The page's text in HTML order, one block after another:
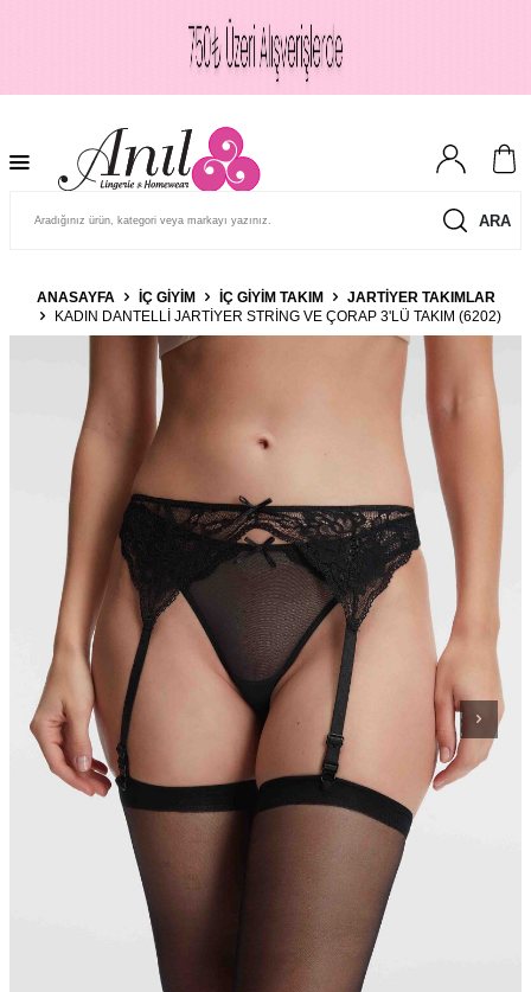
ARA
ANASAYFA İÇ GIYIM İÇ GIYIM TAKIM
JARTIYER TAKIMLAR
KADIN DANTELLI JARTIYER STRING VE ÇORAP 3'LÜ TAKIM (6202)